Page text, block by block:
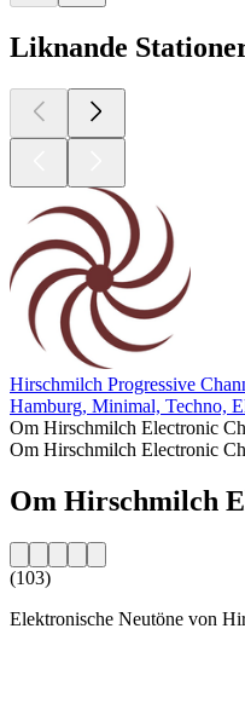
Liknande
Hirschmilch Progressive
Hamburg, Minimal, Techno,
Om Hirschmilch Electronic
Om Hirschmilch Electronic
Om Hirschmilch
(103)
Elektronische Neutöne von